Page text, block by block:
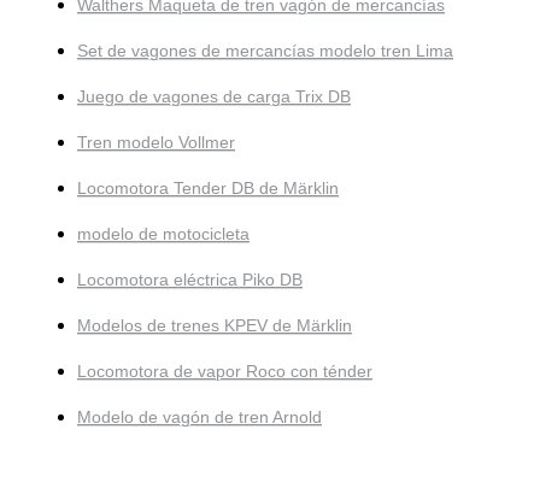
Walthers Maqueta de tren vagón de mercancías
Set de vagones de mercancías modelo tren Lima
Juego de vagones de carga Trix DB
Tren modelo Vollmer
Locomotora Tender DB de Märklin
modelo de motocicleta
Locomotora eléctrica Piko DB
Modelos de trenes KPEV de Märklin
Locomotora de vapor Roco con ténder
Modelo de vagón de tren Arnold